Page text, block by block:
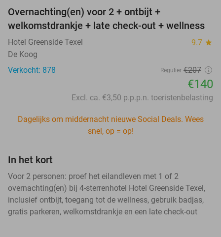
Overnachting(en) voor 2 + ontbijt +
welkomstdrankje + late check-out + wellness
Hotel Greenside Texel 9.7 star
De Koog
Verkocht: 878
Regulier €207
€140
Excl. ca. €3,50 p.p.p.n. toeristenbelasting
Dagelijks om middernacht nieuwe Social Deals. Wees
snel, op = op!
In het kort
Voor 2 personen: proef het eilandleven met 1 of 2
overnachting(en) bij 4-sterrenhotel Hotel Greenside Texel,
inclusief ontbijt, toegang tot de wellness, gebruik badjas,
gratis parkeren, welkomstdrankje en een late check-out